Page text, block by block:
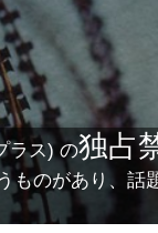
ラス) の独占
ものがあり、話